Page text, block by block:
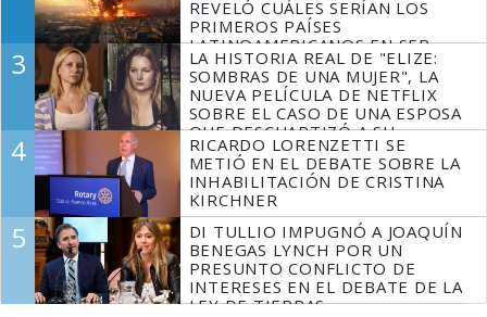
REVELÓ CUÁLES SERÍAN LOS
PRIMEROS PAÍSES
LATINOAMERICANOS EN SER
DERROTADOS
3
LA HISTORIA REAL DE "ELIZE:
SOMBRAS DE UNA MUJER", LA
NUEVA PELÍCULA DE NETFLIX
SOBRE EL CASO DE UNA ESPOSA
QUE DESCUARTIZÓ A SU
MARIDO
4
RICARDO LORENZETTI SE
METIÓ EN EL DEBATE SOBRE LA
INHABILITACIÓN DE CRISTINA
KIRCHNER
5
DI TULLIO IMPUGNÓ A JOAQUÍN
BENEGAS LYNCH POR UN
PRESUNTO CONFLICTO DE
INTERESES EN EL DEBATE DE LA
LEY DE TIERRAS